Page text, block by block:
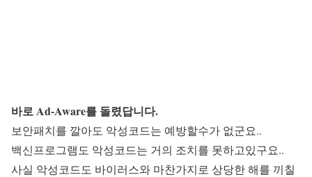
바로 Ad-Aware를 돌렸답니다.
보안패치를 깔아도 악성코드는 예방할수가 없군요..
백신프로그램도 악성코드는 거의 조치를 못하고있구요..
사실 악성코드도 바이러스와 마찬가지로 상당한 해를 끼칠